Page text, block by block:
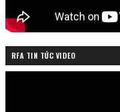
RFA TIN TỨC VIDEO